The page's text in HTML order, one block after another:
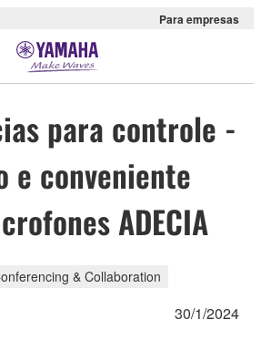
Para empresas
para controle -
e conveniente
ADECIA
& Collaboration
30/1/2024